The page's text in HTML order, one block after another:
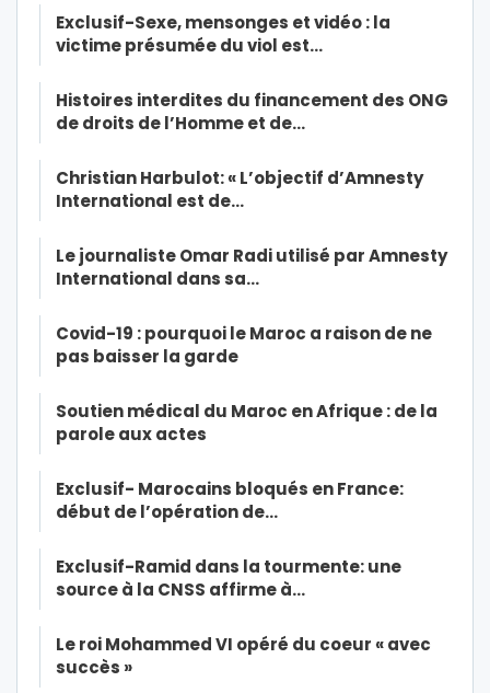
Exclusif-Sexe, mensonges et vidéo : la
victime présumée du viol est…
Histoires interdites du financement des ONG
de droits de l’Homme et de…
Christian Harbulot: « L’objectif d’Amnesty
International est de…
Le journaliste Omar Radi utilisé par Amnesty
International dans sa…
Covid-19 : pourquoi le Maroc a raison de ne
pas baisser la garde
Soutien médical du Maroc en Afrique : de la
parole aux actes
Exclusif- Marocains bloqués en France:
début de l’opération de…
Exclusif-Ramid dans la tourmente: une
source à la CNSS affirme à…
Le roi Mohammed VI opéré du coeur « avec
succès »